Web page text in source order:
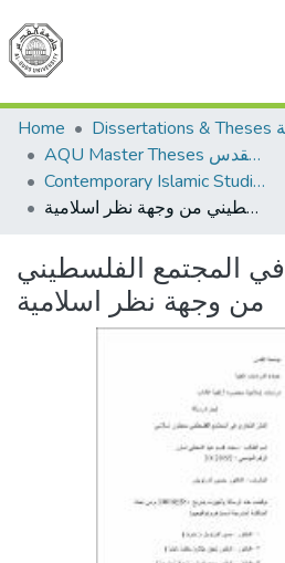
Communities &
All of
Home
AQU Master Theses الرسائل الجامعية الخاصة بجامعة القدس
Contemporary Islamic Studies الدراسات الإسلامية المعاصرة
الغش التجاري في المجتمع الفلسطيني من وجهة نظر اسلامية
المجتمع الفلسطيني
من وجهة نظر اسلامية